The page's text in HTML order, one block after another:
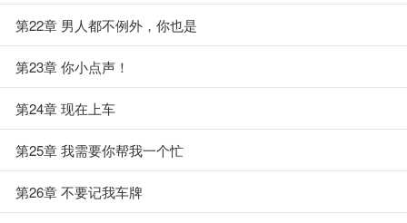
第22章 男人都不例外，你也是
第23章 你小点声！
第24章 现在上车
第25章 我需要你帮我一个忙
第26章 不要记我车牌